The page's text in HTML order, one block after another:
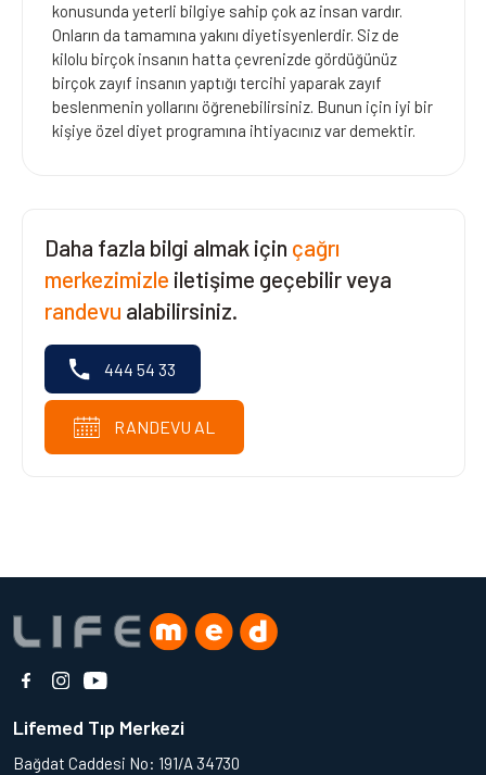
konusunda yeterli bilgiye sahip çok az insan vardır.
Onların da tamamına yakını diyetisyenlerdir. Siz de
kilolu birçok insanın hatta çevrenizde gördüğünüz
birçok zayıf insanın yaptığı tercihi yaparak zayıf
beslenmenin yollarını öğrenebilirsiniz. Bunun için iyi bir
kişiye özel diyet programına ihtiyacınız var demektir.
Daha fazla bilgi almak için çağrı
merkezimizle iletişime geçebilir veya
randevu alabilirsiniz.
444 54 33
RANDEVU AL
Lifemed Tıp Merkezi
Bağdat Caddesi No: 191/A 34730